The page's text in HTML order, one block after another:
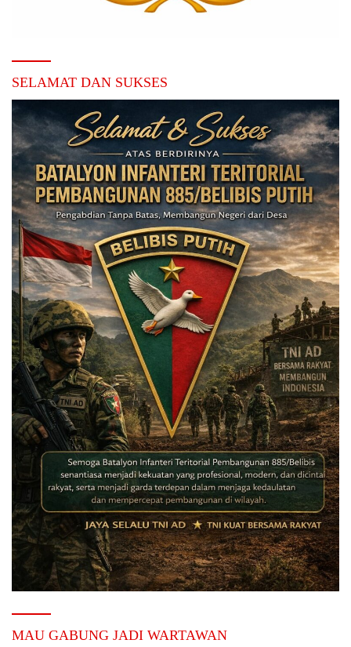
SELAMAT DAN SUKSES
MAU GABUNG JADI WARTAWAN